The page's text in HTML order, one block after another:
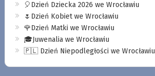
🎈Dzień Dziecka 2026 we Wrocławiu
🌷Dzień Kobiet we Wrocławiu
🌹Dzień Matki we Wrocławiu
🎓Juwenalia we Wrocławiu
🇵🇱 Dzień Niepodległości we Wrocławiu